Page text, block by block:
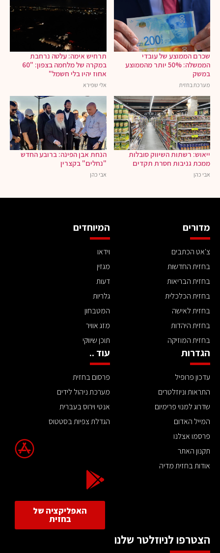
שכרם הממוצע של עובדי
הממשלה: 50% יותר מהממוצע
במשק
מערכת בחזית
תרחיש אימה: עלטה נרחבת
במקרה של מלחמה בצפון: "60
אחוז יהיו בלי חשמל"
אלי שפירא
ייאוש: רשתות השיווק סובלות
ממכת גניבות חסרת תקדים
אבי כהן
הנחת אבן הפינה: ברובע החדש
"נחלים" בקצרין
אבי כהן
מדורים
צ'אט הכתבים
בחזית החדשות
בחזית הבריאות
בחזית הכלכלית
בחזית לאישה
בחזית היהדות
בחזית המוזיקה
המיוחדים
וידאו
מגזין
דעות
גלריות
המטבחון
מזג אוויר
תוכן שיווקי
הגדרות
עדכון פרופיל
התראות וניוזלטרים
שדרוג למנוי פרימיום
המייל האדום
פרסמו אצלנו
תקנון האתר
אודות בחזית מדיה
עוד ..
פרסום בחזית
מערכת ניהול לידים
אנטי וירוס בעברית
הגדלת צפיות בסטטוס
האפליקציה של
בחזית
הצטרפו לניוזלטר שלנו